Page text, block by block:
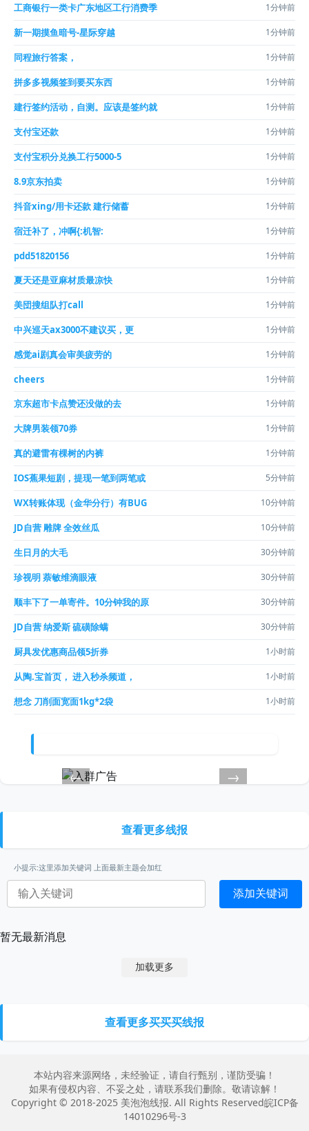
工商银行一类卡广东地区工行消费季 1分钟前
新一期摸鱼暗号-星际穿越 1分钟前
同程旅行答案， 1分钟前
拼多多视频签到要买东西 1分钟前
建行签约活动，自测。应该是签约就 1分钟前
支付宝还款 1分钟前
支付宝积分兑换工行5000-5 1分钟前
8.9京东拍卖 1分钟前
抖音xing/用卡还款 建行储蓄 1分钟前
宿迁补了，冲啊{:机智: 1分钟前
pdd51820156 1分钟前
夏天还是亚麻材质最凉快 1分钟前
美団搜组队打call 1分钟前
中兴巡天ax3000不建议买，更 1分钟前
感觉ai剧真会审美疲劳的 1分钟前
cheers 1分钟前
京东超市卡点赞还没做的去 1分钟前
大牌男装领70券 1分钟前
真的避雷有棵树的内裤 1分钟前
IOS蕉果短剧，提现一笔到两笔或 5分钟前
WX转账体现（金华分行）有BUG 10分钟前
JD自营 雕牌 全效丝瓜 10分钟前
生日月的大毛 30分钟前
珍视明 萘敏维滴眼液 30分钟前
顺丰下了一单寄件。10分钟我的原 30分钟前
JD自营 纳爱斯 硫磺除螨 30分钟前
厨具发优惠商品领5折券 1小时前
从陶.宝首页， 进入秒杀频道， 1小时前
想念 刀削面宽面1kg*2袋 1小时前
← →
查看更多线报
小提示:这里添加关键词 上面最新主题会加红
添加关键词
暂无最新消息
加载更多
查看更多买买买线报
本站内容来源网络，未经验证，请自行甄别，谨防受骗！
如果有侵权内容、不妥之处，请联系我们删除。敬请谅解！
Copyright © 2018-2025 美泡泡线报. All Rights Reserved皖ICP备
14010296号-3